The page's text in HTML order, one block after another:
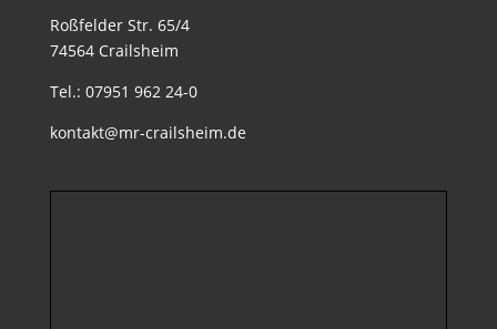
Roßfelder Str. 65/4
74564 Crailsheim
Tel.: 07951 962 24-0
kontakt@mr-crailsheim.de